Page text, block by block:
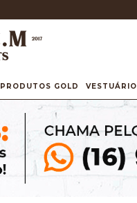
PRODUTOS GOLD VESTUÁRIO